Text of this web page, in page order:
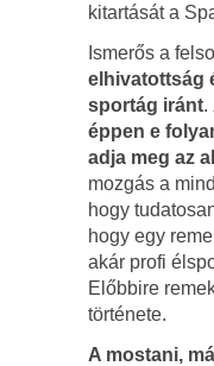
kitartását a
Ismerős a
elhivatottság
sportág iránt.
éppen e
adja meg az
mozgás a
hogy
hogy egy
akár profi
Előbbire
története.
A mostani,